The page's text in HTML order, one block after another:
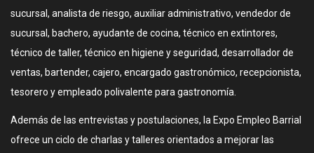
sucursal, analista de riesgo, auxiliar administrativo, vendedor de
sucursal, bachero, ayudante de cocina, técnico en extintores,
técnico de taller, técnico en higiene y seguridad, desarrollador de
ventas, bartender, cajero, encargado gastronómico, recepcionista,
tesorero y empleado polivalente para gastronomía.
Además de las entrevistas y postulaciones, la Expo Empleo Barrial
ofrece un ciclo de charlas y talleres orientados a mejorar las